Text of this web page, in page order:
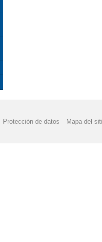
Protección de datos Mapa del